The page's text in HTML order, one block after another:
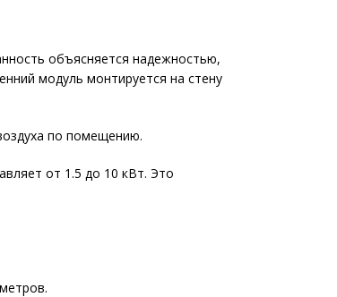
объясняется надежностью,
модуль монтируется на стену
по помещению.
от 1.5 до 10 кВт. Это